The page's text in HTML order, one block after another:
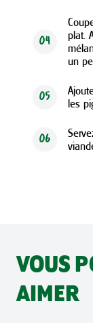
04
plat.
un
05
les
06
VOUS
AIMER